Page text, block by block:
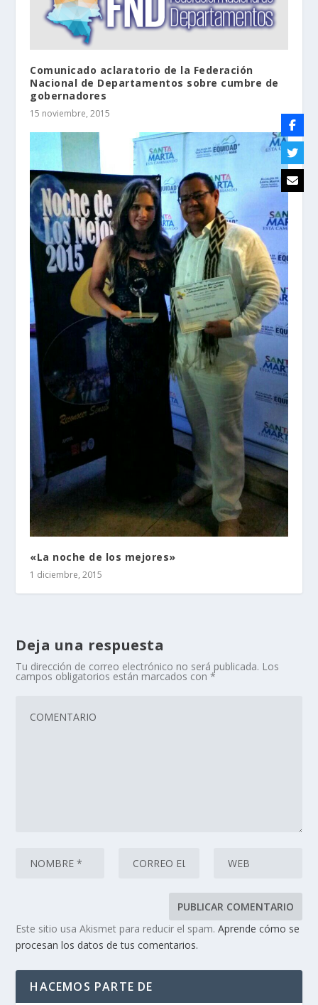
Comunicado aclaratorio de la Federación
Nacional de Departamentos sobre cumbre de
gobernadores
15 noviembre, 2015
«La noche de los mejores»
1 diciembre, 2015
Deja una respuesta
Tu dirección de correo electrónico no será publicada. Los
campos obligatorios están marcados con*
Este sitio usa Akismet para reducir el spam.Aprende cómo se
procesan los datos de tus comentarios.
HACEMOS PARTE DE